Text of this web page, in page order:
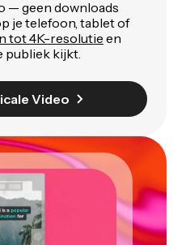
— geen downloads
je telefoon, tablet of
tot 4K-resolutieen
publiek kijkt.
Video